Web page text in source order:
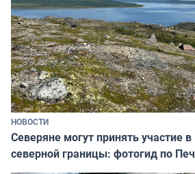
НОВОСТИ
Северяне могут принять участие
северной границы: фотогид по